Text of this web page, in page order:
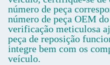
número de peça
número de peça OEM
verificação meticulosa
peça de reposição
integre bem com os
veículo.